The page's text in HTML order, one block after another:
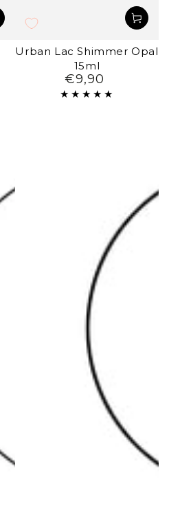
Urban Lac Shimmer Opal
15ml
Preço
regular
€9,90